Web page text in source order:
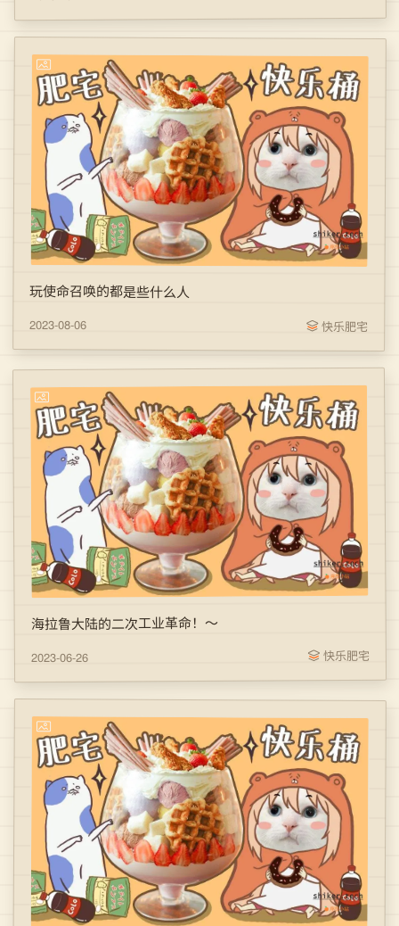
玩使命召唤的都是些什么人
2023-08-06 快乐肥宅
海拉鲁大陆的二次工业革命！～
2023-06-26 快乐肥宅